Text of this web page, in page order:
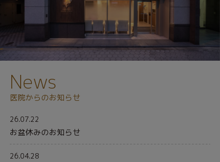
News
医院からのお知らせ
26.07.22
お盆休みのお知らせ
26.04.28